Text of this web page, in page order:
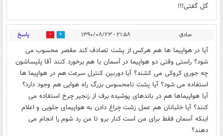
گل گفتی!!!
صادق ۲۱:۵۸ - ۱۳۹۰/۰۸/۲۳ 0 پاسخ
آیا در هواپیما ها هم هرکس از پشت تصادف کند مقصر محسوب می
شود؟ راستی وقتی دو هواپیما در آسمان با هم برخورد کنند آقا پلیساشون
چه جوری کروکی می کشند؟ آیا دوربین کنترل سرعت هم در هواپیما ها
استفاده می شود؟ آیا پشت نامحسوس بزرگ راه هوایی هم وجود دارد؟
آیا هواپیماها هم در باندهای پوشیده برف از زنجیر چرخ استفاده می
کنند؟ آیا خلبانان هم عمل زشت چراغ دادن به هواپیمای جلویی و اعلام
اینکه آسمان فقط برای من است کنار برو تا من رد شوم را انجام می
دهند؟